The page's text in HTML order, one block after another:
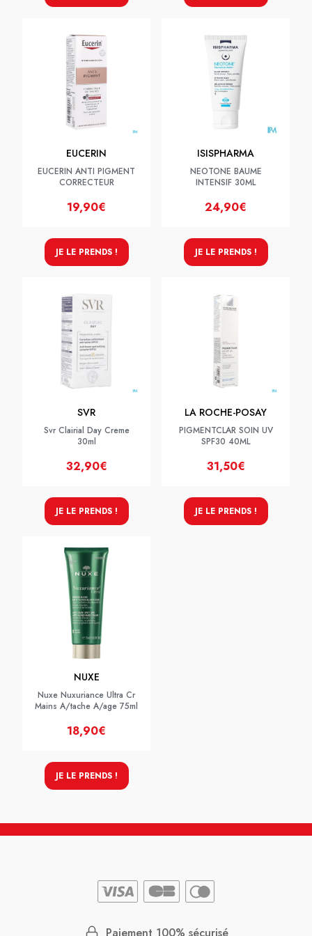
EUCERIN
EUCERIN ANTI PIGMENT
CORRECTEUR
19,90€
JE LE PRENDS !
ISISPHARMA
NEOTONE BAUME
INTENSIF 30ML
24,90€
JE LE PRENDS !
SVR
Svr Clairial Day Creme
30ml
32,90€
JE LE PRENDS !
LA ROCHE-POSAY
PIGMENTCLAR SOIN UV
SPF30 40ML
31,50€
JE LE PRENDS !
NUXE
Nuxe Nuxuriance Ultra Cr
Mains A/tache A/age 75ml
18,90€
JE LE PRENDS !